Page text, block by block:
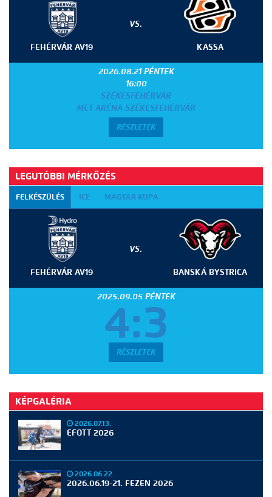
FEHÉRVÁR AV19
VS.
KASSA
2026.08.21 PÉNTEK
16:00
SZÉKESFEHÉRVÁR
MET ARÉNA SZÉKESFEHÉRVÁR
RÉSZLETEK
LEGUTÓBBI MÉRKŐZÉS
FELKÉSZÜLÉS ICE MAGYAR KUPA
FEHÉRVÁR AV19
VS.
BANSKÁ BYSTRICA
2025.09.05 PÉNTEK
4:3
RÉSZLETEK
KÉPGALÉRIA
2026.07.13.
EFOTT 2026
2026.06.22.
2026.06.19-21. FEZEN 2026